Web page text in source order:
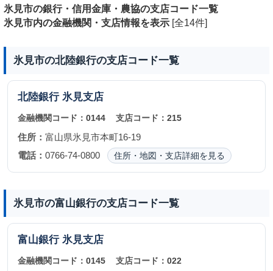
氷見市の銀行・信用金庫・農協の支店コード一覧
氷見市内の金融機関・支店情報を表示 [全14件]
氷見市の北陸銀行の支店コード一覧
北陸銀行 氷見支店
金融機関コード： 0144 支店コード：215
住所： 富山県氷見市本町16-19
電話： 0766-74-0800 住所・地図・支店詳細を見る
氷見市の富山銀行の支店コード一覧
富山銀行 氷見支店
金融機関コード： 0145 支店コード：022